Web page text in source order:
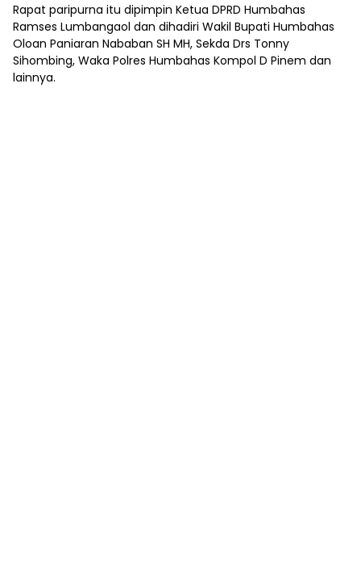
Rapat paripurna itu dipimpin Ketua DPRD Humbahas
Ramses Lumbangaol dan dihadiri Wakil Bupati Humbahas
Oloan Paniaran Nababan SH MH, Sekda Drs Tonny
Sihombing, Waka Polres Humbahas Kompol D Pinem dan
lainnya.